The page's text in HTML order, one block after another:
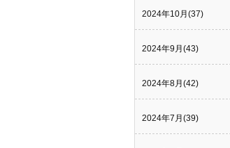
2024年10月(37)
2024年9月(43)
2024年8月(42)
2024年7月(39)